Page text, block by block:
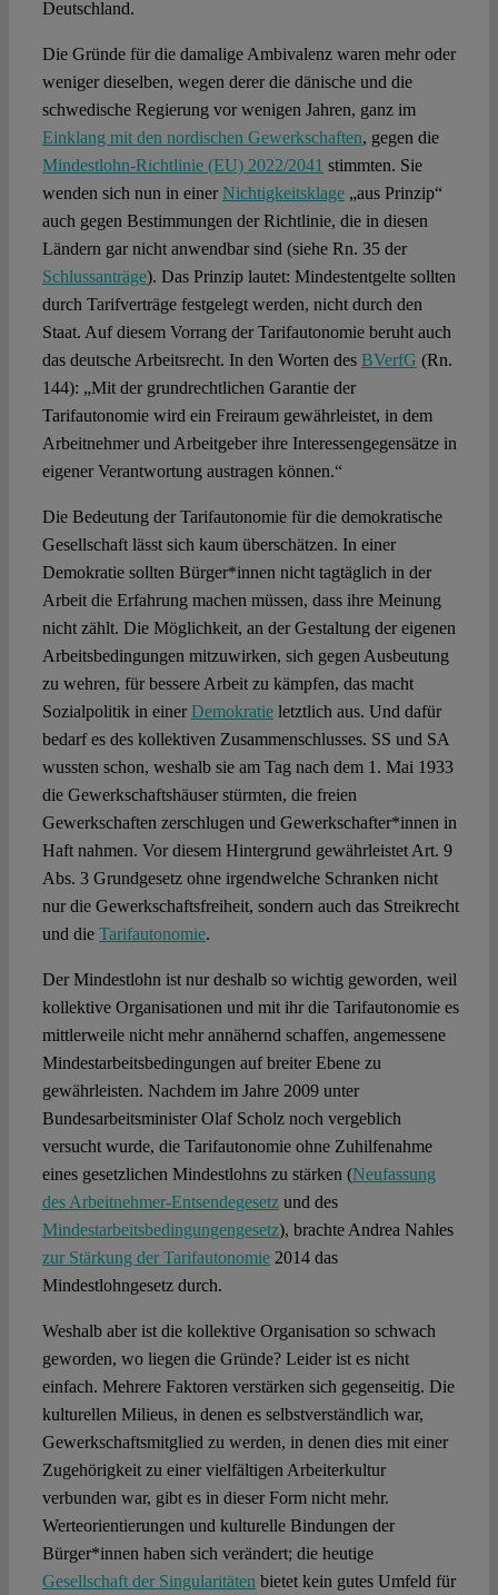
Deutschland.
Die Gründe für die damalige Ambivalenz waren mehr oder
weniger dieselben, wegen derer die dänische und die
schwedische Regierung vor wenigen Jahren, ganz im
Einklang mit den nordischen Gewerkschaften, gegen die
Mindestlohn-Richtlinie (EU) 2022/2041 stimmten. Sie
wenden sich nun in einerNichtigkeitsklage„aus Prinzip“
auch gegen Bestimmungen der Richtlinie, die in diesen
Ländern gar nicht anwendbar sind (siehe Rn. 35 der
Schlussanträge). Das Prinzip lautet: Mindestentgelte sollten
durch Tarifverträge festgelegt werden, nicht durch den
Staat. Auf diesem Vorrang der Tarifautonomie beruht auch
das deutsche Arbeitsrecht. In den Worten des BVerfG (Rn.
144): „Mit der grundrechtlichen Garantie der
Tarifautonomie wird ein Freiraum gewährleistet, in dem
Arbeitnehmer und Arbeitgeber ihre Interessengegensätze in
eigener Verantwortung austragen können.“
Die Bedeutung der Tarifautonomie für die demokratische
Gesellschaft lässt sich kaum überschätzen. In einer
Demokratie sollten Bürger*innen nicht tagtäglich in der
Arbeit die Erfahrung machen müssen, dass ihre Meinung
nicht zählt. Die Möglichkeit, an der Gestaltung der eigenen
Arbeitsbedingungen mitzuwirken, sich gegen Ausbeutung
zu wehren, für bessere Arbeit zu kämpfen, das macht
Sozialpolitik in einerDemokratieletztlich aus. Und dafür
bedarf es des kollektiven Zusammenschlusses. SS und SA
wussten schon, weshalb sie am Tag nach dem 1. Mai 1933
die Gewerkschaftshäuser stürmten, die freien
Gewerkschaften zerschlugen und Gewerkschafter*innen in
Haft nahmen. Vor diesem Hintergrund gewährleistet Art. 9
Abs. 3 Grundgesetz ohne irgendwelche Schranken nicht
nur die Gewerkschaftsfreiheit, sondern auch das Streikrecht
und die Tarifautonomie.
Der Mindestlohn ist nur deshalb so wichtig geworden, weil
kollektive Organisationen und mit ihr die Tarifautonomie es
mittlerweile nicht mehr annähernd schaffen, angemessene
Mindestarbeitsbedingungen auf breiter Ebene zu
gewährleisten. Nachdem im Jahre 2009 unter
Bundesarbeitsminister Olaf Scholz noch vergeblich
versucht wurde, die Tarifautonomie ohne Zuhilfenahme
eines gesetzlichen Mindestlohns zu stärken (Neufassung
des Arbeitnehmer-Entsendegesetzund des
Mindestarbeitsbedingungengesetz), brachte Andrea Nahles
zur Stärkung der Tarifautonomie2014 das
Mindestlohngesetz durch.
Weshalb aber ist die kollektive Organisation so schwach
geworden, wo liegen die Gründe? Leider ist es nicht
einfach. Mehrere Faktoren verstärken sich gegenseitig. Die
kulturellen Milieus, in denen es selbstverständlich war,
Gewerkschaftsmitglied zu werden, in denen dies mit einer
Zugehörigkeit zu einer vielfältigen Arbeiterkultur
verbunden war, gibt es in dieser Form nicht mehr.
Werteorientierungen und kulturelle Bindungen der
Bürger*innen haben sich verändert; die heutige
Gesellschaft der Singularitäten bietet kein gutes Umfeld für